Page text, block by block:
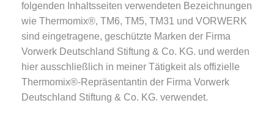
folgenden Inhaltsseiten verwendeten Bezeichnungen
wie Thermomix®, TM6, TM5, TM31 und VORWERK
sind eingetragene, geschützte Marken der Firma
Vorwerk Deutschland Stiftung & Co. KG. und werden
hier ausschließlich in meiner Tätigkeit als offizielle
Thermomix®-Repräsentantin der Firma Vorwerk
Deutschland Stiftung & Co. KG. verwendet.